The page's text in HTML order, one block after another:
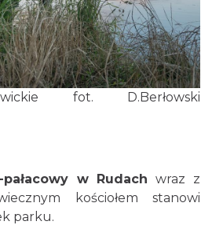
fot. D.Berłowski
w Rudach wraz z
kościołem stanowi
parku.